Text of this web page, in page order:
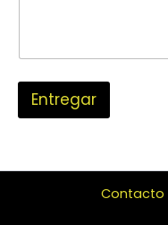
Entregar
Contacto